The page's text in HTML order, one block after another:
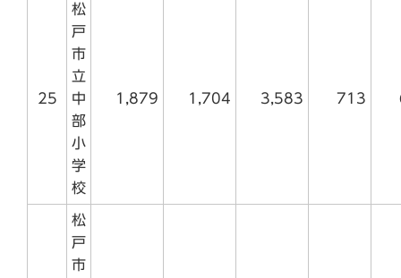
25
松
戸
市
立
中
部
小
学
校
1,879 1,704 3,583 713
松
戸
市